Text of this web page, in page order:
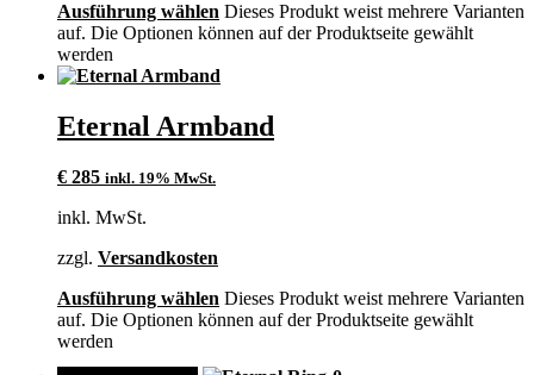
Ausführung wählen Dieses Produkt weist mehrere Varianten
auf. Die Optionen können auf der Produktseite gewählt
werden
Eternal Armband
€ 285 inkl. 19% MwSt.
inkl. MwSt.
zzgl. Versandkosten
Ausführung wählen Dieses Produkt weist mehrere Varianten
auf. Die Optionen können auf der Produktseite gewählt
werden